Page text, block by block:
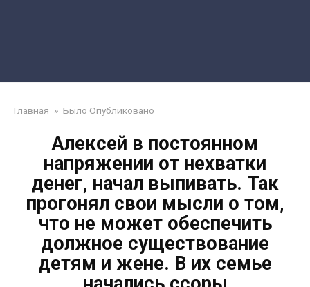
Главная » Было Опубликовано
Алексей в постоянном
напряжении от нехватки
денег, начал выпивать. Так
прогонял свои мысли о том,
что не может обеспечить
должное существование
детям и жене. В их семье